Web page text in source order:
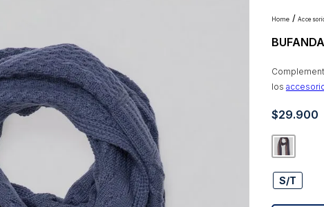
los
$29.900
S/T
4
5.
chaqueta cuero
6.
jeans
7.
chaqueta
8.
blazer
9.
poleron